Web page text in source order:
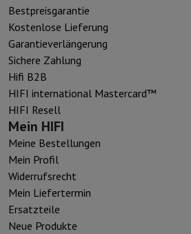
Bestpreisgarantie
Kostenlose Lieferung
Garantieverlängerung
Sichere Zahlung
Hifi B2B
HIFI international Mastercard™
HIFI Resell
Mein HIFI
Meine Bestellungen
Mein Profil
Widerrufsrecht
Mein Liefertermin
Ersatzteile
Neue Produkte